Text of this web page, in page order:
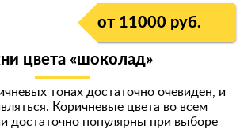
от 11000 руб.
цвета «шоколад»
тонах достаточно очевиден, и
Коричневые цвета во всем
достаточно популярны при выборе